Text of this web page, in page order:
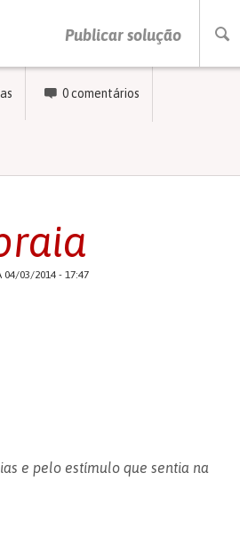
Publicar solução
PRESSIONE ENTER PARA PESQUISAR
0comentários
04/03/2014 - 17:47
e pelo estímulo que sentia na